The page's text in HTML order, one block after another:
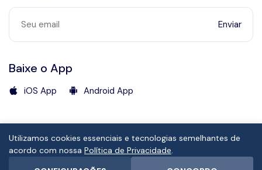
(12) 3892-2620
Enviar
Baixe o App
iOS App Android App
© Copyright
Prefeitura Municipal de São Sebastião/SP
GPN Group
Utilizamos cookies essenciais e tecnologias semelhantes de
acordo com nossa Política de Privacidade.